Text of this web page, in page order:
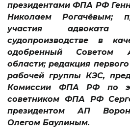
президентами ФПА РФ
Николаем Рогачёвым;
участия
судопроизводстве в
одобренный Советом
области; редакция
рабочей группы КЭС,
Комиссии ФПА РФ по
советником ФПА РФ
президентом АП
Олегом Баулиным.